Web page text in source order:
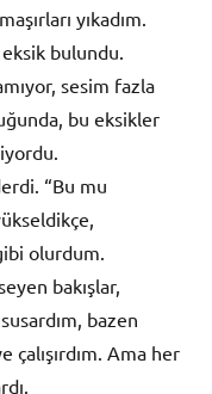
yıkadım.
bulundu.
sesim fazla
bu eksikler
“Bu mu
olurdum.
bakışlar,
bazen
çalışırdım. Ama her